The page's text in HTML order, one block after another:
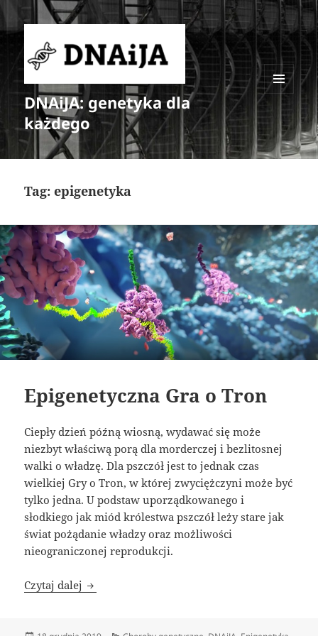
DNAiJA: genetyka dla
każdego
MENU
WIDGETY
Tag:epigenetyka
Epigenetyczna Gra o Tron
Ciepły dzień późną wiosną, wydawać się może
niezbyt właściwą porą dla morderczej i bezlitosnej
walki o władzę. Dla pszczół jest to jednak czas
wielkiej Gry o Tron, w której zwyciężczyni może być
tylko jedna. U podstaw uporządkowanego i
słodkiego jak miód królestwa pszczół leży stare jak
świat pożądanie władzy oraz możliwości
nieograniczonej reprodukcji.
Czytaj dalej Epigenetyczna Gra o Tron